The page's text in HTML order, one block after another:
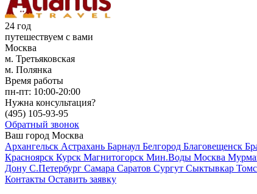
24 год
путешествуем с вами
Москва
м. Третьяковская
м. Полянка
Время работы
пн-пт: 10:00-20:00
Нужна консультация?
(495) 105-93-95
Обратный звонок
Ваш город Москва
Архангельск Астрахань Барнаул Белгород Благовещенск
Красноярск Курск Магнитогорск Мин.Воды Москва
Дону С.Петербург Самара Саратов Сургут Сыктывкар
Контакты Оставить заявку